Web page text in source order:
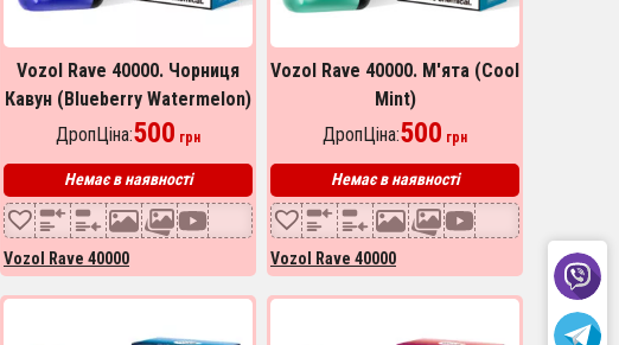
Vozol Rave 40000. Чорниця
Кавун (Blueberry Watermelon)
ДропЦіна:500 грн
Немає в наявності
Vozol Rave 40000
Vozol Rave 40000. М'ята (Cool
Mint)
ДропЦіна:500 грн
Немає в наявності
Vozol Rave 40000